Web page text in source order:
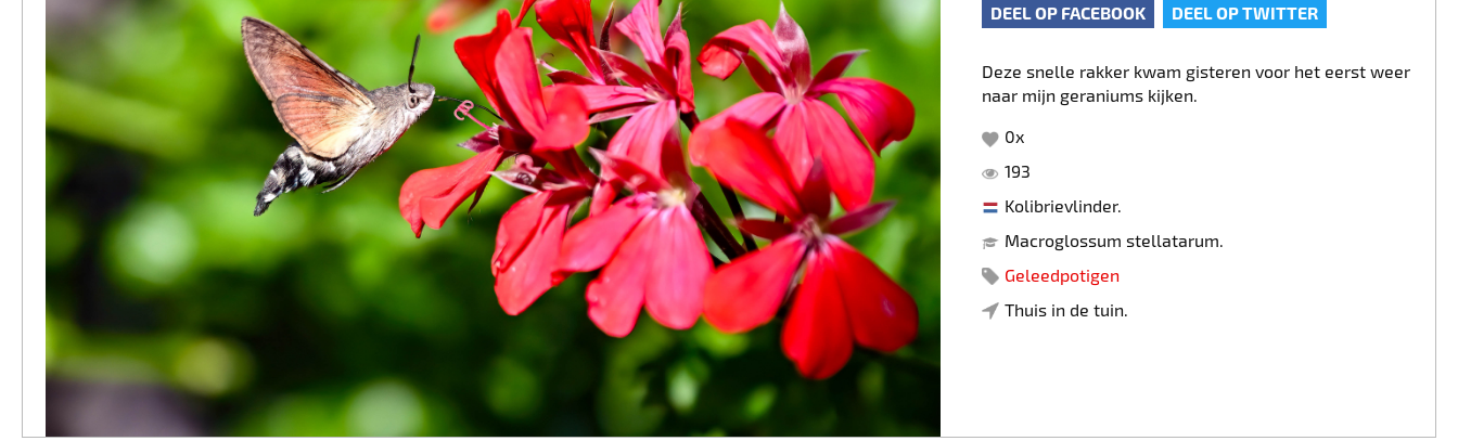
DEEL OP FACEBOOK DEEL OP TWITTER
Deze snelle rakker kwam gisteren voor het eerst weer
naar mijn geraniums kijken.
0x
193
Kolibrievlinder.
Macroglossum stellatarum.
Geleedpotigen
Thuis in de tuin.